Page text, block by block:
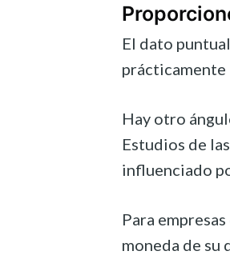
El dato
prácticamente
Hay otro
Estudios de
influenciado
Para
moneda de